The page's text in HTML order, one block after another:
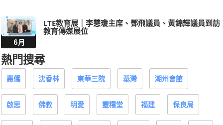
6月
LTE教育展｜李慧瓊主席、鄧飛議員、黃錦輝議員到訪
教育傳媒展位
熱門搜尋
惠僑 沈香林 東華三院 基灣 潮州會館
啟思 佛教 明愛 靈糧堂 福建 保良局